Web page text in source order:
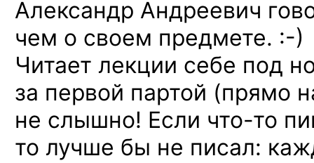
Александр Андреевич
чем о своем предмете. :-)
Читает лекции себе под
за первой партой (прямо
не слышно! Если что-то
то лучше бы не писал: